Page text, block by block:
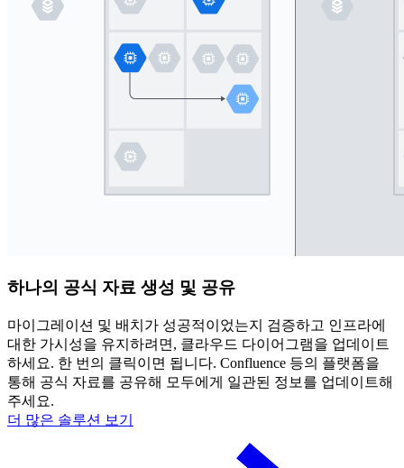
하나의 공식 자료 생성 및 공유
마이그레이션 및 배치가 성공적이었는지 검증하고 인프라에
대한 가시성을 유지하려면, 클라우드 다이어그램을 업데이트
하세요. 한 번의 클릭이면 됩니다. Confluence 등의 플랫폼을
통해 공식 자료를 공유해 모두에게 일관된 정보를 업데이트해
주세요.
더 많은 솔루션 보기